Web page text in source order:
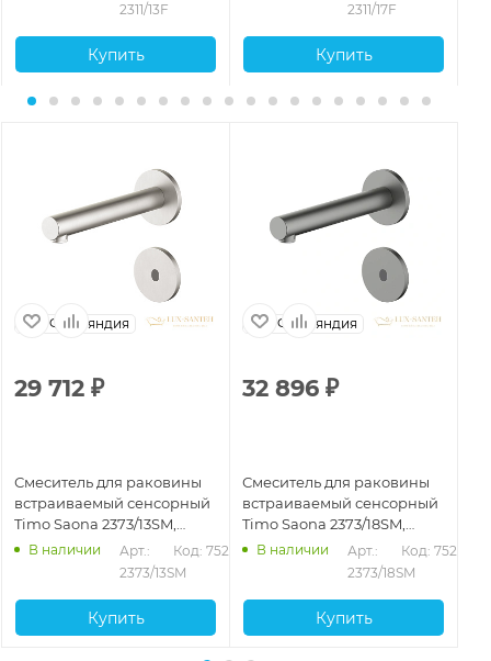
2311/13F
Купить
2311/17F
Купить
Финляндия
29 712 ₽
Смеситель для раковины
встраиваемый сенсорный
Timo Saona 2373/13SM,
никель брашированный
В наличии
Арт.:
2373/13SM
Код: 75268
Купить
Финляндия
32 896 ₽
Смеситель для раковины
встраиваемый сенсорный
Timo Saona 2373/18SM,
черное золото
В наличии
Арт.:
2373/18SM
Код: 75269
Купить